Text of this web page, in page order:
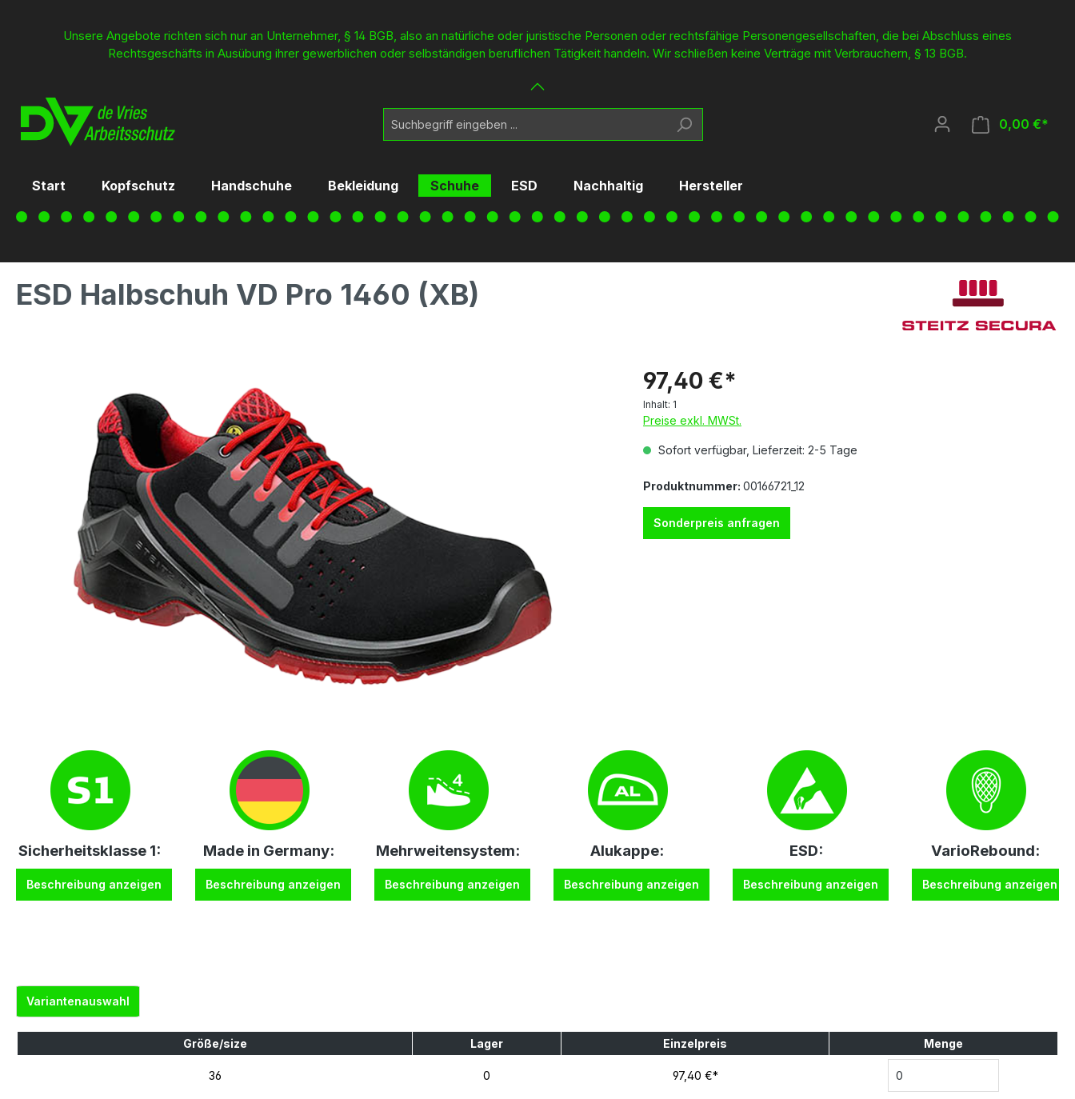
Unsere Angebote richten sich nur an Unternehmer, § 14 BGB, also an natürliche oder juristische Personen oder rechtsfähige Personengesellschaften, die bei Abschluss eines
Rechtsgeschäfts in Ausübung ihrer gewerblichen oder selbständigen beruflichen Tätigkeit handeln. Wir schließen keine Verträge mit Verbrauchern, § 13 BGB.
0,00 €*
Start Kopfschutz Handschuhe Bekleidung Schuhe ESD Nachhaltig Hersteller
ESD Halbschuh VD Pro 1460 (XB)
97,40 €*
Inhalt: 1
Preise exkl. MWSt.
Sofort verfügbar, Lieferzeit: 2-5 Tage
Produktnummer: 00166721_12
Sonderpreis anfragen
Sicherheitsklasse 1:
Beschreibung anzeigen
Made in Germany:
Beschreibung anzeigen
Mehrweitensystem:
Beschreibung anzeigen
Alukappe:
Beschreibung anzeigen
ESD:
Beschreibung anzeigen
VarioRebound:
Beschreibung anzeigen
Variantenauswahl
Größe/size Lager Einzelpreis Menge
36 0 97,40 €*